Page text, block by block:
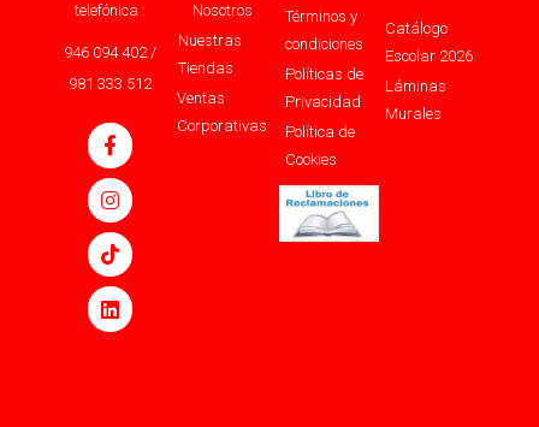
telefónica :
946 094 402 /
981 333 512
Nosotros
Nuestras
Tiendas
Ventas
Corporativas
Términos y
condiciones
Políticas de
Privacidad
Política de
Cookies
Catálogo
Escolar 2026
Láminas
Murales